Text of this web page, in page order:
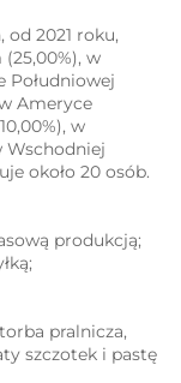
od 2021 roku,
w
Południowej
Ameryce
w
Wschodniej
około 20 osób.
produkcją;
pralnicza,